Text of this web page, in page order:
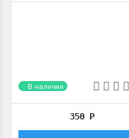
В наличии
350 Р